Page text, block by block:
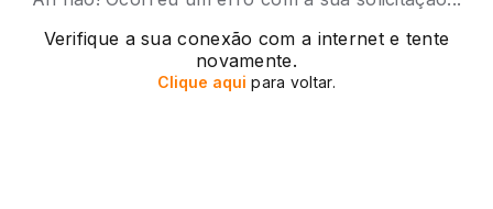
Verifique a sua conexão com a internet e tente
novamente.
Clique aqui para voltar.